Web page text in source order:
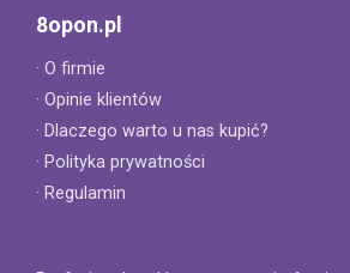
8opon.pl
· O firmie
· Opinie klientów
· Dlaczego warto u nas kupić?
· Polityka prywatności
· Regulamin